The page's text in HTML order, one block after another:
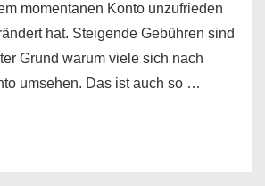
momentanen Konto unzufrieden
hat. Steigende Gebühren sind
Grund warum viele sich nach
umsehen. Das ist auch so …